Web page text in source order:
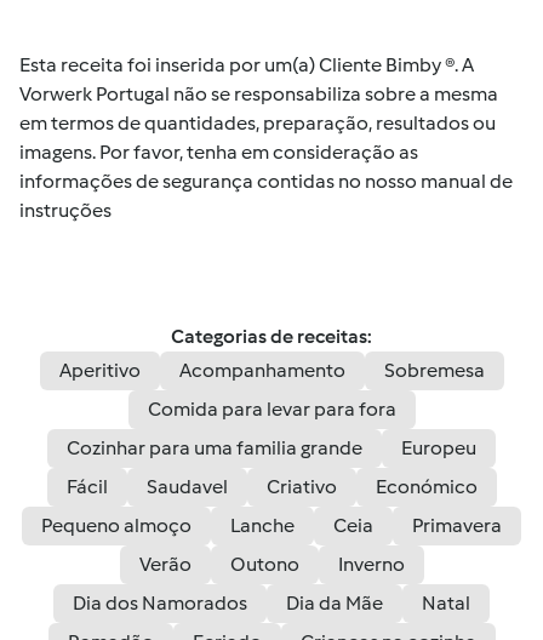
Esta receita foi inserida por um(a) Cliente Bimby ®. A
Vorwerk Portugal não se responsabiliza sobre a mesma
em termos de quantidades, preparação, resultados ou
imagens. Por favor, tenha em consideração as
informações de segurança contidas no nosso manual de
instruções
Categorias de receitas:
Aperitivo
Acompanhamento
Sobremesa
Comida para levar para fora
Cozinhar para uma familia grande
Europeu
Fácil
Saudavel Criativo
Económico
Pequeno almoço
Lanche Ceia
Primavera
Verão
Outono
Inverno
Dia dos Namorados
Dia da Mãe
Natal